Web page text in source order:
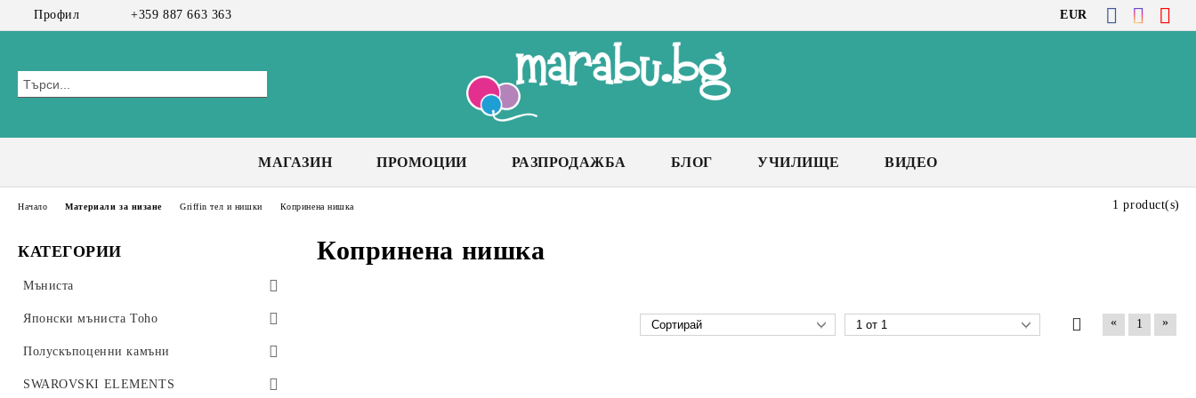
Профил +359 887 663 363 EUR
МАГАЗИН ПРОМОЦИИ РАЗПРОДАЖБА БЛОГ УЧИЛИЩЕ ВИДЕО
КАТЕГОРИИ
Мъниста
Preciosa мъниста
Bicone 3 мм
Bicone 4 мм
Чешки мъниста
CzechMates Tiles
Стъклени мъниста
Японски мъниста Toho
Toho Тръбички 9мм, #3
Toho Тръбички Усукани 9мм, #3
Полускъпоценни камъни
Клас А+
SWAROVSKI ELEMENTS
Начало Материали за низане Griffin тел и нишки Копринена нишка
Копринена нишка
1 product(s)
« 1 »